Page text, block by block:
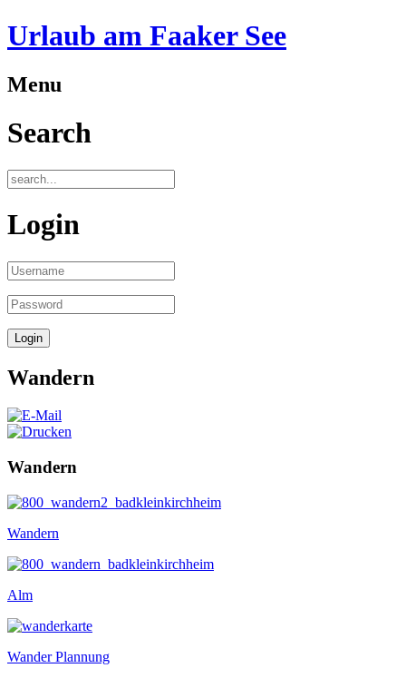
Urlaub am Faaker See
Menu
Search
Login
Wandern
Wandern
Wandern
Alm
Wander Plannung